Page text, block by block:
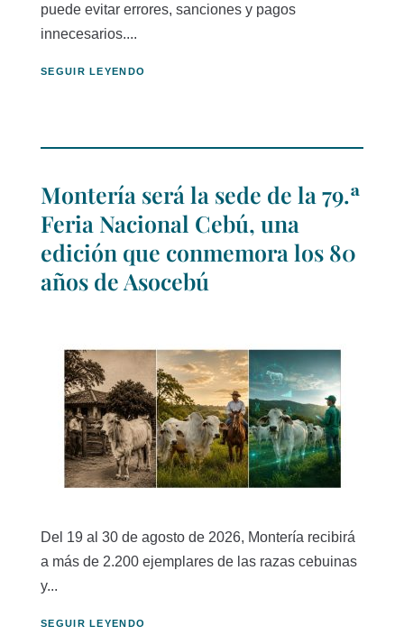
puede evitar errores, sanciones y pagos
innecesarios....
SEGUIR LEYENDO
Montería será la sede de la 79.ª
Feria Nacional Cebú, una
edición que conmemora los 80
años de Asocebú
Del 19 al 30 de agosto de 2026, Montería recibirá
a más de 2.200 ejemplares de las razas cebuinas
y...
SEGUIR LEYENDO